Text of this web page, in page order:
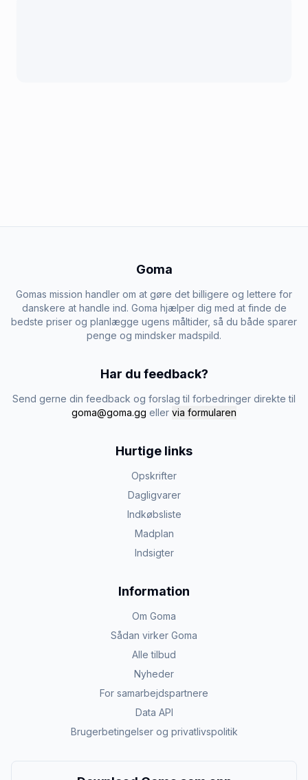
Goma
Gomas mission handler om at gøre det billigere og lettere for
danskere at handle ind. Goma hjælper dig med at finde de
bedste priser og planlægge ugens måltider, så du både sparer
penge og mindsker madspild.
Har du feedback?
Send gerne din feedback og forslag til forbedringer direkte til
goma@goma.gg eller via formularen
Hurtige links
Opskrifter
Dagligvarer
Indkøbsliste
Madplan
Indsigter
Information
Om Goma
Sådan virker Goma
Alle tilbud
Nyheder
For samarbejdspartnere
Data API
Brugerbetingelser og privatlivspolitik